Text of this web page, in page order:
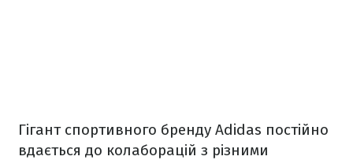
Гігант спортивного бренду Adidas постійно
вдається до колаборацій з різними